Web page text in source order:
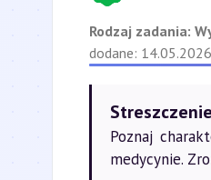
Rodzaj zadania:
dodane:
Poznaj
medycynie.